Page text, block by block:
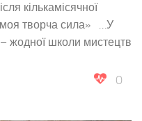
кількамісячної
моя творча сила» …У
– жодної школи мистецтв
0